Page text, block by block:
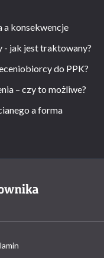
a konsekwencje
- jak jest traktowany?
do PPK?
– czy to możliwe?
a forma